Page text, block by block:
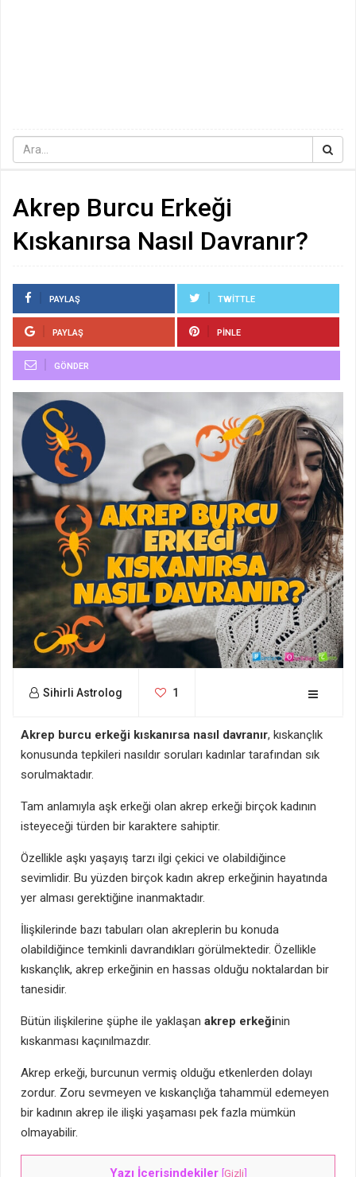
Akrep Burcu Erkeği
Kıskanırsa Nasıl Davranır?
PAYLAŞ TWITTLE
PAYLAŞ PINLE
GÖNDER
Sihirli Astrolog 1
Akrep burcu erkeği kıskanırsa nasıl davranır, kıskançlık
konusunda tepkileri nasıldır soruları kadınlar tarafından sık
sorulmaktadır.
Tam anlamıyla aşk erkeği olan akrep erkeği birçok kadının
isteyeceği türden bir karaktere sahiptir.
Özellikle aşkı yaşayış tarzı ilgi çekici ve olabildiğince
sevimlidir. Bu yüzden birçok kadın akrep erkeğinin hayatında
yer alması gerektiğine inanmaktadır.
İlişkilerinde bazı tabuları olan akreplerin bu konuda
olabildiğince temkinli davrandıkları görülmektedir. Özellikle
kıskançlık, akrep erkeğinin en hassas olduğu noktalardan bir
tanesidir.
Bütün ilişkilerine şüphe ile yaklaşan akrep erkeğinin
kıskanması kaçınılmazdır.
Akrep erkeği, burcunun vermiş olduğu etkenlerden dolayı
zordur. Zoru sevmeyen ve kıskançlığa tahammül edemeyen
bir kadının akrep ile ilişki yaşaması pek fazla mümkün
olmayabilir.
Yazı İçerisindekiler [Gizli]